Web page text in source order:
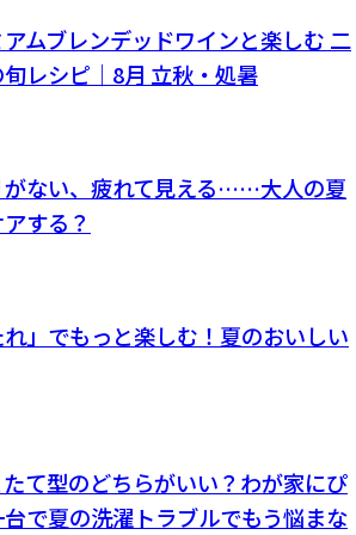
ムブレンデッドワインと楽しむ 二
レシピ｜8月 立秋・処暑
がない、疲れて見える……大人の夏
する？
れ」でもっと楽しむ！夏のおいしい
たて型のどちらがいい？わが家にぴ
で夏の洗濯トラブルでもう悩まな